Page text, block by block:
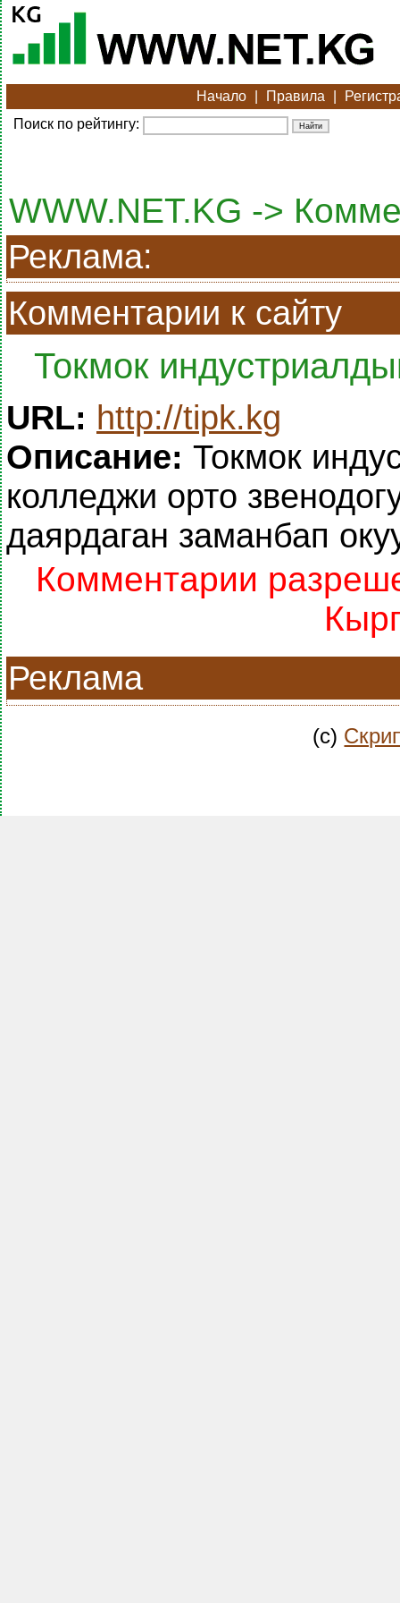
Начало Правила
Поиск по рейтингу:
WWW.NET.KG ->
Реклама:
Комментарии к сайту
Токмок
URL: http://tipk.kg
Описание: Токмок
колледжи орто
даярдаган заманбап
Комментарии
Реклама
(c)